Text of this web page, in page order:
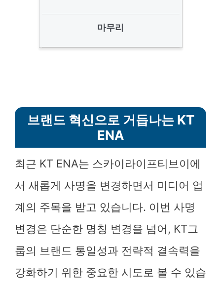
마무리
브랜드 혁신으로 거듭나는 KT
ENA
최근 KT ENA는 스카이라이프티브이에
서 새롭게 사명을 변경하면서 미디어 업
계의 주목을 받고 있습니다. 이번 사명
변경은 단순한 명칭 변경을 넘어, KT그
룹의 브랜드 통일성과 전략적 결속력을
강화하기 위한 중요한 시도로 볼 수 있습